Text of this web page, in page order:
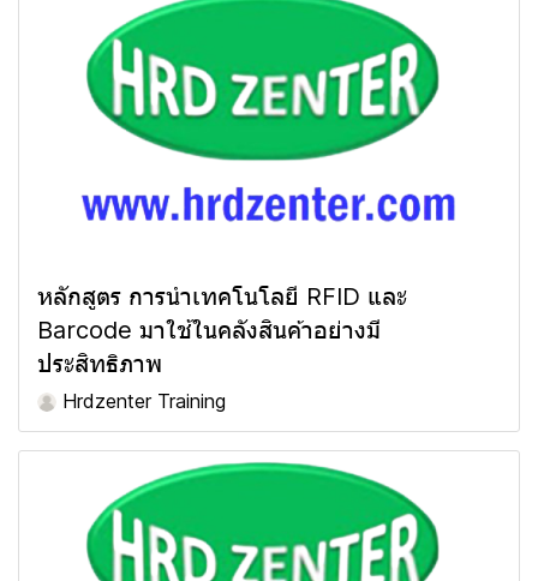
หลักสูตร การนำเทคโนโลยี RFID และ
Barcode มาใช้ในคลังสินค้าอย่างมี
ประสิทธิภาพ
Hrdzenter Training